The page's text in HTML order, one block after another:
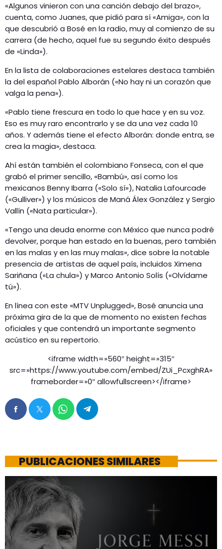
«Algunos vinieron con una canción debajo del brazo»,
cuenta, como Juanes, que pidió para sí «Amiga», con la
que descubrió a Bosé en la radio, muy al comienzo de su
carrera (de hecho, aquel fue su segundo éxito después
de «Linda»).
En la lista de colaboraciones estelares destaca también
la del español Pablo Alborán («No hay ni un corazón que
valga la pena»).
«Pablo tiene frescura en todo lo que hace y en su voz.
Eso es muy raro encontrarlo y se da una vez cada 10
años. Y además tiene el efecto Alborán: donde entra, se
crea la magia», destaca.
Ahí están también el colombiano Fonseca, con el que
grabó el primer sencillo, «Bambú», así como los
mexicanos Benny Ibarra («Solo sí»), Natalia Lafourcade
(«Gulliver») y los músicos de Maná Álex González y Sergio
Vallín («Nata particular»).
«Tengo una deuda enorme con México que nunca podré
devolver, porque han estado en la buenas, pero también
en las malas y en las muy malas», dice sobre la notable
presencia de artistas de aquel país, incluidos Ximena
Sariñana («La chula») y Marco Antonio Solís («Olvídame
tú»).
En línea con este «MTV Unplugged», Bosé anuncia una
próxima gira de la que de momento no existen fechas
oficiales y que contendrá un importante segmento
acústico en su repertorio.
<iframe width=»560″ height=»315″
src=»https://www.youtube.com/embed/ZUi_PcxghRA»
frameborder=»0″ allowfullscreen></iframe>
PUBLICACIONES SIMILARES